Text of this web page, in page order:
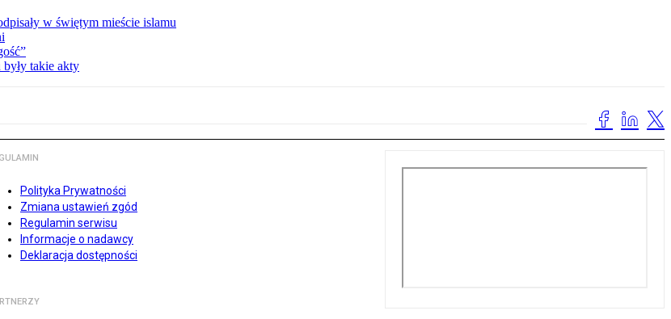
w świętym mieście islamu
takie akty
Polityka Prywatności
Zmiana ustawień zgód
Regulamin serwisu
Informacje o nadawcy
Deklaracja dostępności